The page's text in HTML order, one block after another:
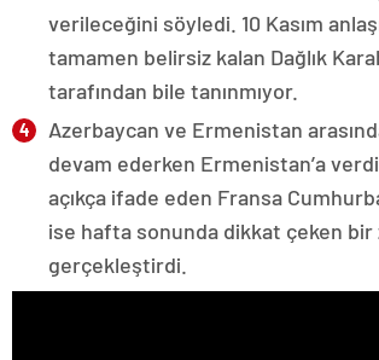
verileceğini söyledi. 10 Kasım
tamamen belirsiz kalan Dağlık
tarafından bile tanınmıyor.
Azerbaycan ve Ermenistan
devam ederken Ermenistan’a
açıkça ifade eden Fransa
ise hafta sonunda dikkat çeken bir
gerçekleştirdi.